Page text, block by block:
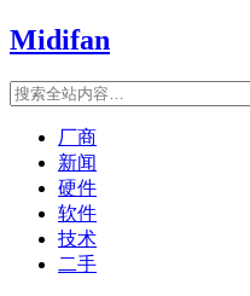
Midifan
厂商
新闻
硬件
软件
技术
二手